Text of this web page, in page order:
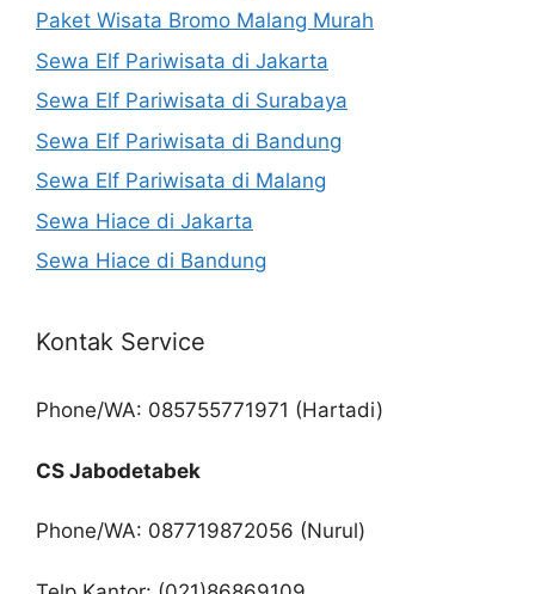
Paket Wisata Bromo Malang Murah
Sewa Elf Pariwisata di Jakarta
Sewa Elf Pariwisata di Surabaya
Sewa Elf Pariwisata di Bandung
Sewa Elf Pariwisata di Malang
Sewa Hiace di Jakarta
Sewa Hiace di Bandung
Kontak Service
Phone/WA: 085755771971 (Hartadi)
CS Jabodetabek
Phone/WA: 087719872056 (Nurul)